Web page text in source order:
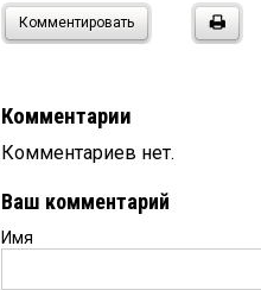
Комментировать
Комментарии
Комментариев нет.
Ваш комментарий
Имя